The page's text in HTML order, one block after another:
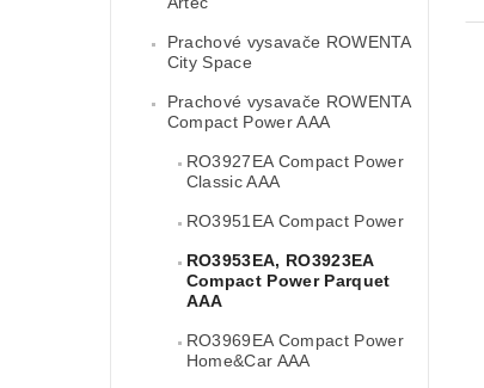
Prachové vysavače ROWENTA
City Space
Prachové vysavače ROWENTA
Compact Power AAA
RO3927EA Compact Power
Classic AAA
RO3951EA Compact Power
RO3953EA, RO3923EA
Compact Power Parquet
AAA
RO3969EA Compact Power
Home&Car AAA